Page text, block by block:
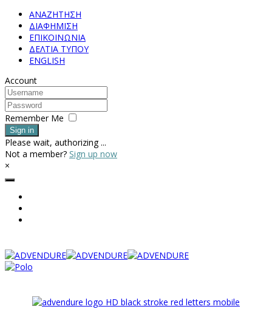
ΑΝΑΖΗΤΗΣΗ
ΔΙΑΦΗΜΙΣΗ
ΕΠΙΚΟΙΝΩΝΙΑ
ΔΕΛΤΙΑ ΤΥΠΟΥ
ENGLISH
Account
Remember Me
Sign in
Please wait, authorizing ...
Not a member? Sign up now
×